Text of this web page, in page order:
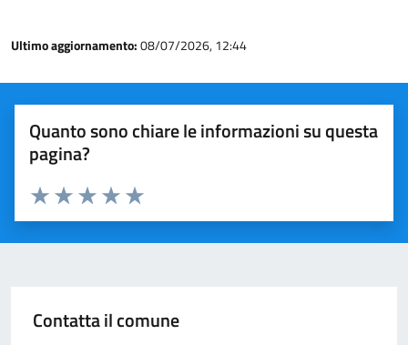
Ultimo aggiornamento:08/07/2026, 12:44
Quanto sono chiare le informazioni su questa
pagina?
Valuta 5 stelle su 5
Valuta 4 stelle su 5
Valuta 3 stelle su 5
Valuta 2 stelle su 5
Valuta 1 stelle su 5
Contatta il comune